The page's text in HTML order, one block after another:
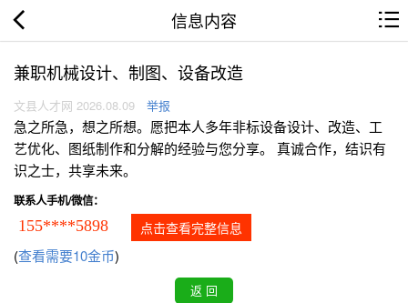
信息内容
兼职机械设计、制图、设备改造
文县人才网 2026.08.09 举报
急之所急，想之所想。愿把本人多年非标设备设计、改造、工
艺优化、图纸制作和分解的经验与您分享。 真诚合作，结识有
识之士，共享未来。
联系人手机/微信：
155****5898 点击查看完整信息
(查看需要10金币)